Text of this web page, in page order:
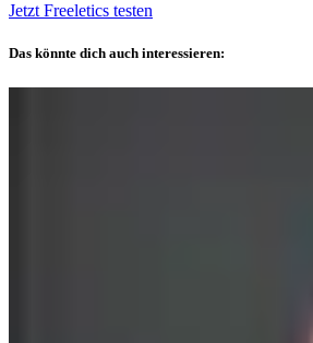
Jetzt Freeletics testen
Das könnte dich auch interessieren: